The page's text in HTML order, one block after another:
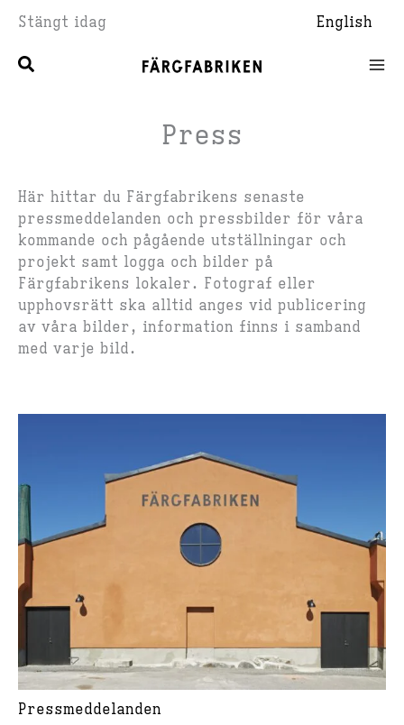
till
innehåll
Stängt idag English
Press
Här hittar du Färgfabrikens senaste
pressmeddelanden och pressbilder för våra
kommande och pågående utställningar och
projekt samt logga och bilder på
Färgfabrikens lokaler. Fotograf eller
upphovsrätt ska alltid anges vid publicering
av våra bilder, information finns i samband
med varje bild.
Pressmeddelanden